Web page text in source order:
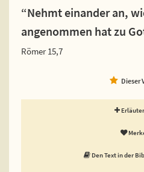
“Nehmt einander an,
angenommen hat zu
Römer 15,7
Dieser
Den Text in der